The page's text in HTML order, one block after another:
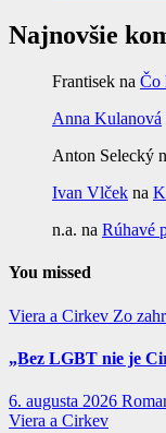
Najnovšie
Frantisek na Čo
Anna Kulanová
Anton Selecký
Ivan Vlček na
n.a. na Rúhavé
You missed
Viera a Cirkev Zo
„Bez LGBT nie je
6. augusta 2026
Viera a Cirkev